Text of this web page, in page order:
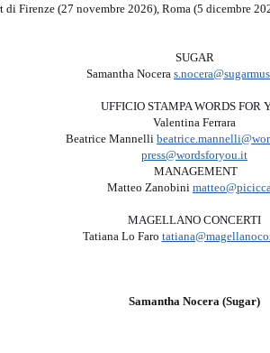
di Firenze (27 novembre 2026), Roma (5 dicembre
SUGAR
Samantha Nocera
UFFICIO STAMPA WORDS FOR
Valentina Ferrara
Beatrice Mannelli
press@wordsforyou.it
MANAGEMENT
Matteo Zanobini
MAGELLANO CONCERTI
Tatiana Lo Faro
Samantha Nocera (Sugar)